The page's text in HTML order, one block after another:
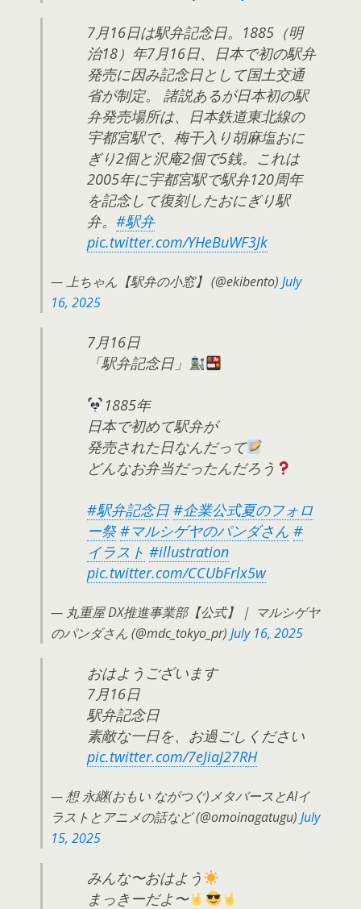
7月16日は駅弁記念日。1885（明
治18）年7月16日、日本で初の駅弁
発売に因み記念日として国土交通
省が制定。 諸説あるが日本初の駅
弁発売場所は、日本鉄道東北線の
宇都宮駅で、梅干入り胡麻塩おに
ぎり2個と沢庵2個で5銭。これは
2005年に宇都宮駅で駅弁120周年
を記念して復刻したおにぎり駅
弁。 #駅弁
pic.twitter.com/YHeBuWF3Jk
— 上ちゃん【駅弁の小窓】 (@ekibento) July
16, 2025
7月16日
「駅弁記念日」
1885年
日本で初めて駅弁が
発売された日なんだって
どんなお弁当だったんだろう
#駅弁記念日 #企業公式夏のフォロ
ー祭 #マルシゲヤのパンダさん #
イラスト #illustration
pic.twitter.com/CCUbFrlx5w
— 丸重屋 DX推進事業部【公式】｜ マルシゲヤ
のパンダさん (@mdc_tokyo_pr) July 16, 2025
おはようございます
7月16日
駅弁記念日
素敵な一日を、お過ごしください
pic.twitter.com/7eJiaJ27RH
— 想 永継(おもい ながつぐ)メタバースとAIイ
ラストとアニメの話など (@omoinagatugu) July
15, 2025
みんな〜おはよう
まっきーだよ〜